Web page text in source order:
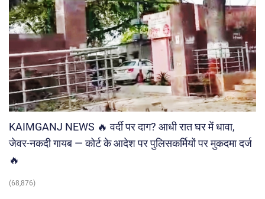
KAIMGANJ NEWS 🔥 वर्दी पर दाग? आधी रात घर में धावा,
जेवर-नकदी गायब — कोर्ट के आदेश पर पुलिसकर्मियों पर मुकदमा दर्ज
🔥
(68,876)